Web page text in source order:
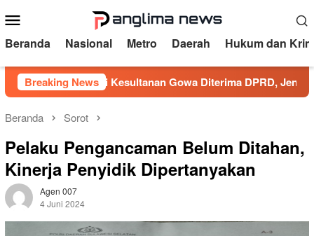
ke
kontenMobile
Beranda Nasional Metro Daerah Hukum dan
Breaking News
Aspirasi Kesultanan Gowa Diterima DPRD, Jenderal
Beranda Sorot
Pelaku Pengancaman Belum Ditahan,
Kinerja Penyidik Dipertanyakan
Agen 007
4 Juni 2024